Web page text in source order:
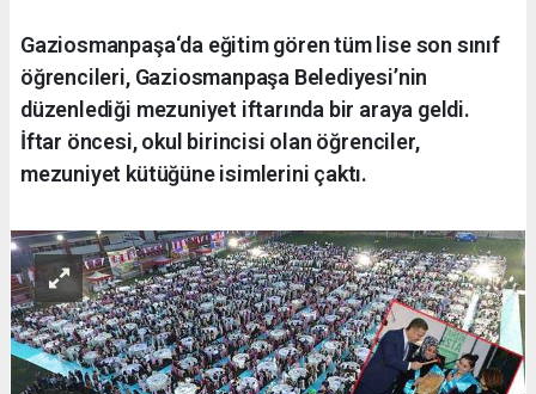
Gaziosmanpaşa‘da eğitim gören tüm lise son sınıf
öğrencileri, Gaziosmanpaşa Belediyesi’nin
düzenlediği mezuniyet iftarında bir araya geldi.
İftar öncesi, okul birincisi olan öğrenciler,
mezuniyet kütüğüne isimlerini çaktı.